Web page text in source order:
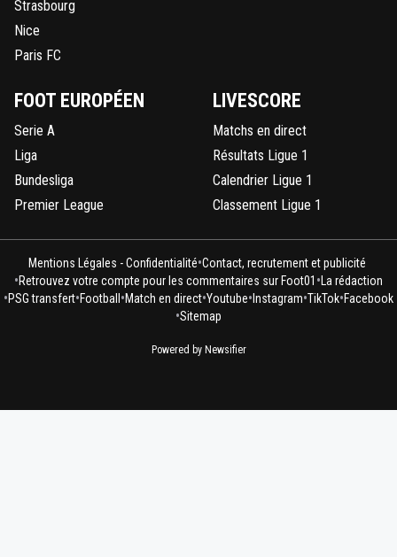
Strasbourg
Nice
Paris FC
FOOT EUROPÉEN
Serie A
Liga
Bundesliga
Premier League
LIVESCORE
Matchs en direct
Résultats Ligue 1
Calendrier Ligue 1
Classement Ligue 1
Mentions Légales - Confidentialité•Contact, recrutement et publicité
•Retrouvez votre compte pour les commentaires sur Foot01 • La rédaction
•PSG transfert•Football •Match en direct•Youtube• Instagram•TikTok•Facebook
•Sitemap
Powered by Newsifier